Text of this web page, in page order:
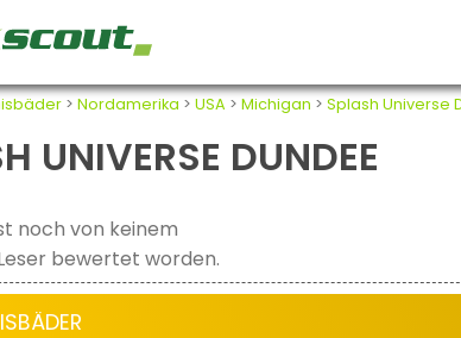
> Nordamerika > USA > Michigan > Splash Universe
UNIVERSE DUNDEE
noch von keinem
bewertet worden.